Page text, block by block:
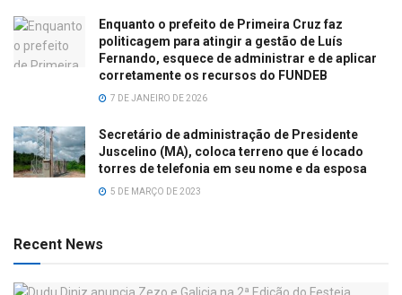
Enquanto o prefeito de Primeira Cruz faz
politicagem para atingir a gestão de Luís
Fernando, esquece de administrar e de aplicar
corretamente os recursos do FUNDEB
7 DE JANEIRO DE 2026
Secretário de administração de Presidente
Juscelino (MA), coloca terreno que é locado
torres de telefonia em seu nome e da esposa
5 DE MARÇO DE 2023
Recent News